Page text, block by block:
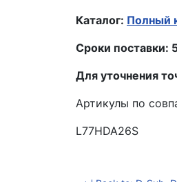
Каталог: Полный
Сроки поставки:
Для уточнения
Артикулы по
L77HDA26S